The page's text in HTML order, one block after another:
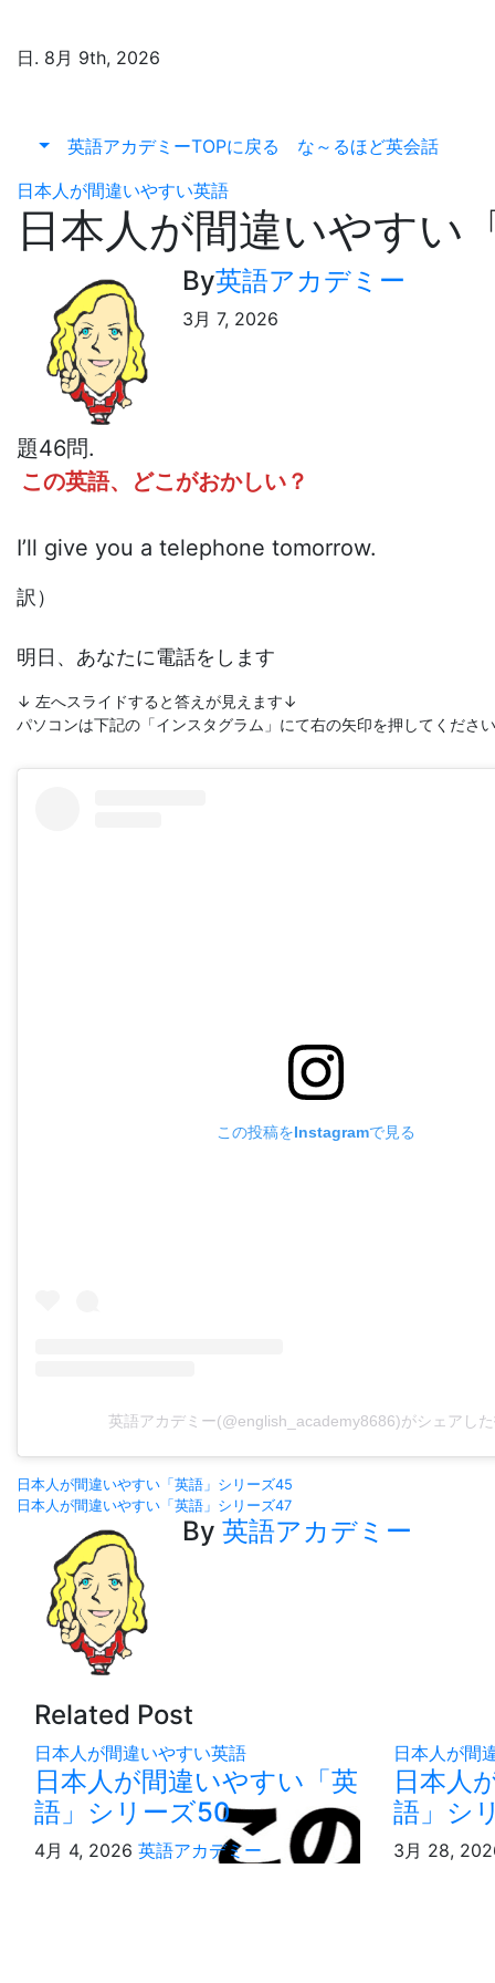
日. 8月 9th, 2026
英語アカデミーTOPに戻る
な～るほど英会話
日本人が間違いやすい英語
日本人が間違いやすい
By英語アカデミー
3月 7, 2026
題46問.
この英語、どこがおかしい？
I’ll give you a telephone tomorrow.
訳）
明日、あなたに電話をします
↓ 左へスライドすると答えが見えます↓
パソコンは下記の「インスタグラム」にて右の矢印を押してください
この投稿をInstagramで見る
英語アカデミー(@english_academy8686)がシェアし
投
ナ
ビ
ー
シ
ョ
ン
日本人が間違いやすい「英語」シリーズ45
日本人が間違いやすい「英語」シリーズ47
By 英語アカデミー
Related Post
日本人が間違いやすい英語
日本人が間違いやすい「英
語」シリーズ50
4月 4, 2026 英語アカデミー
日本人が間
日本人
語」シ
3月 28,